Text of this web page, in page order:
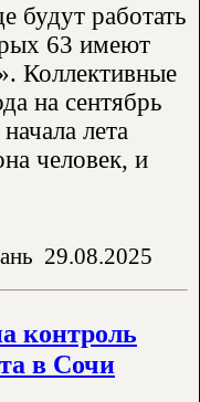
будут работать
63 имеют
Коллективные
на сентябрь
лета
человек, и
29.08.2025
контроль
в Сочи